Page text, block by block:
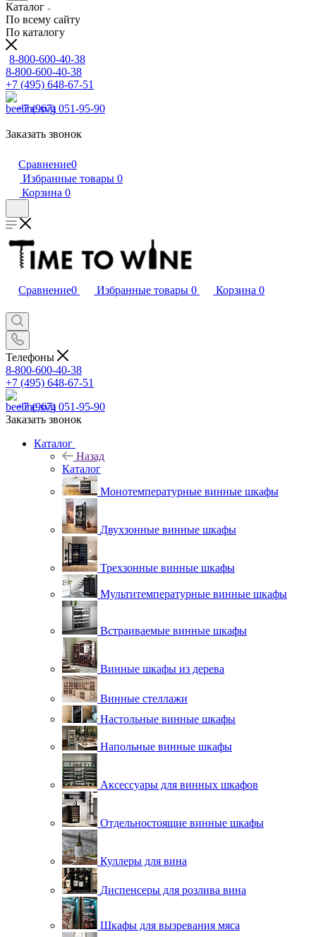
Каталог
По всему сайту
По каталогу
8-800-600-40-38
8-800-600-40-38
+7 (495) 648-67-51
+7 (967) 051-95-90
Заказать звонок
Сравнение0
Избранные товары 0
Корзина 0
Сравнение0 Избранные товары 0 Корзина 0
Телефоны
8-800-600-40-38
+7 (495) 648-67-51
+7 (967) 051-95-90
Заказать звонок
Каталог
Назад
Каталог
Монотемпературные винные шкафы
Двухзонные винные шкафы
Трехзонные винные шкафы
Мультитемпературные винные шкафы
Встраиваемые винные шкафы
Винные шкафы из дерева
Винные стеллажи
Настольные винные шкафы
Напольные винные шкафы
Аксессуары для винных шкафов
Отдельностоящие винные шкафы
Куллеры для вина
Диспенсеры для розлива вина
Шкафы для вызревания мяса